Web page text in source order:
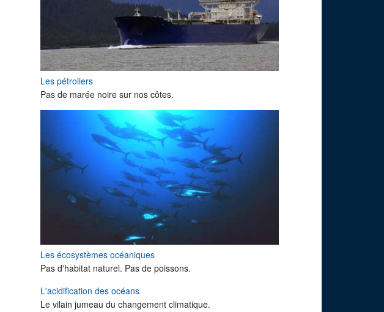
Les pétroliers
Pas de marée noire sur nos côtes.
Les écosystèmes océaniques
Pas d'habitat naturel. Pas de poissons.
L'acidification des océans
Le vilain jumeau du changement climatique.